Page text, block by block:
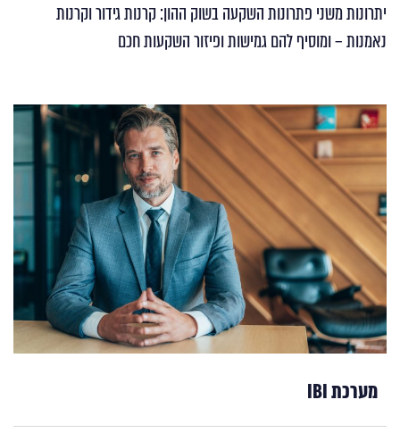
יתרונות משני פתרונות השקעה בשוק ההון: קרנות גידור וקרנות
נאמנות – ומוסיף להם גמישות ופיזור השקעות חכם
מערכת IBI